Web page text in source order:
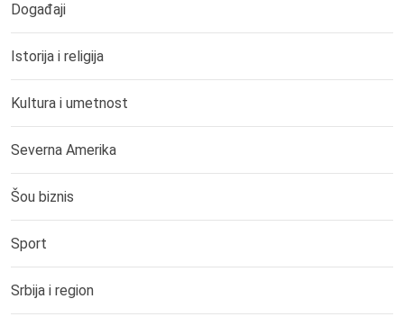
Događaji
Istorija i religija
Kultura i umetnost
Severna Amerika
Šou biznis
Sport
Srbija i region